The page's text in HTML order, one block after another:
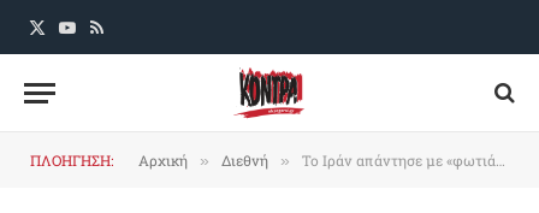
X
YouTube
RSS
ΠΛΟΗΓΗΣΗ: Αρχική » Διεθνή » Το Ιράν απάντησε με «φωτιά» στην προσπάθεια των Αμερικανών να παρακάμψουν την εξουσία του στο Στενό του Ορμούζ